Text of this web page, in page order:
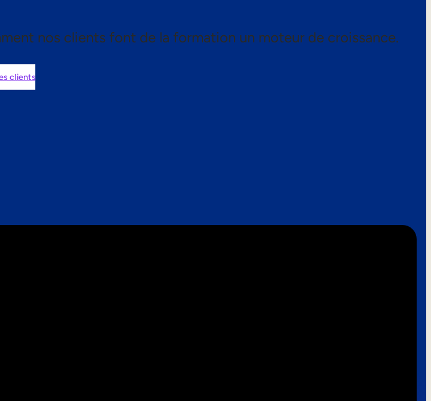
nos clients font de la formation un moteur de croissance.
clients